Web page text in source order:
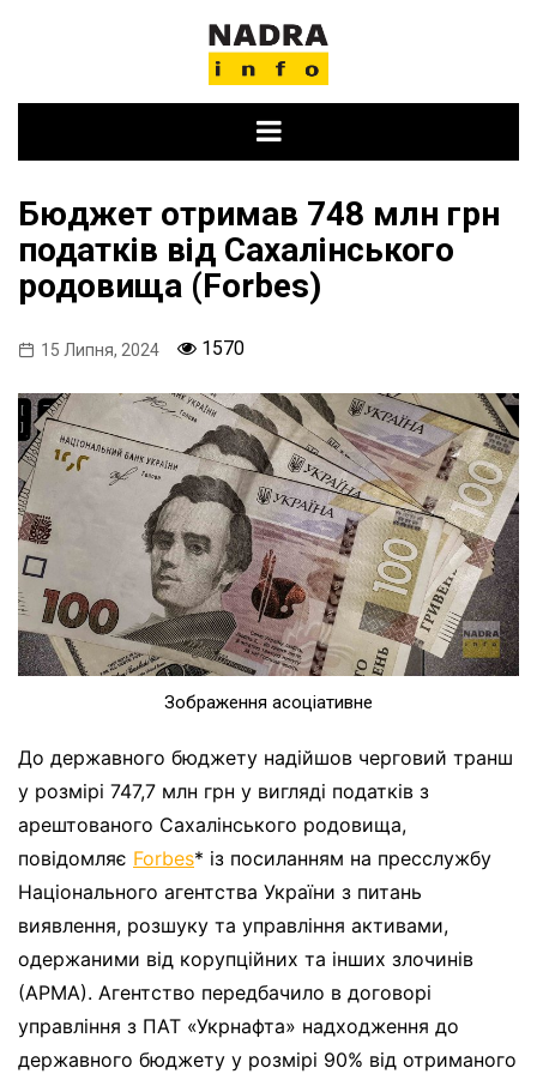
Бюджет отримав 748 млн грн
податків від Сахалінського
родовища (Forbes)
15 Липня, 2024 1570
Зображення асоціативне
До державного бюджету надійшов черговий транш
у розмірі 747,7 млн грн у вигляді податків з
арештованого Сахалінського родовища,
повідомляє Forbes* із посиланням на пресслужбу
Національного агентства України з питань
виявлення, розшуку та управління активами,
одержаними від корупційних та інших злочинів
(АРМА). Агентство передбачило в договорі
управління з ПАТ «Укрнафта» надходження до
державного бюджету у розмірі 90% від отриманого